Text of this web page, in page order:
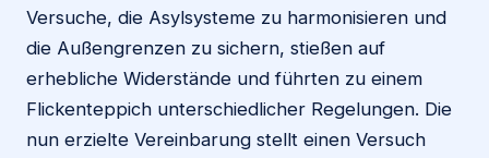
Versuche, die Asylsysteme zu harmonisieren und
die Außengrenzen zu sichern, stießen auf
erhebliche Widerstände und führten zu einem
Flickenteppich unterschiedlicher Regelungen. Die
nun erzielte Vereinbarung stellt einen Versuch